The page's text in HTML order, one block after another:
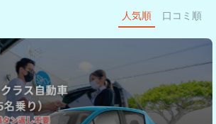
人気順 口コミ順